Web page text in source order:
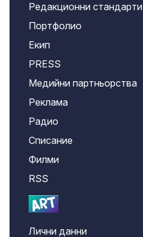
Редакционни стандарти
Портфолио
Екип
PRESS
Медийни партньорства
Реклама
Радио
Списание
Филми
RSS
Лични данни